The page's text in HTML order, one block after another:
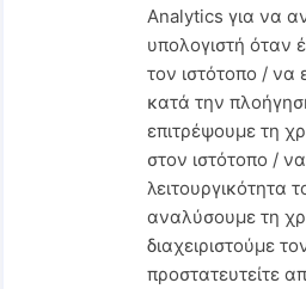
Analytics για να
υπολογιστή όταν
τον ιστότοπο / να
κατά την
επιτρέψουμε τη
στον ιστότοπο /
λειτουργικότητα
αναλύσουμε τη
διαχειριστούμε
προστατευτείτε